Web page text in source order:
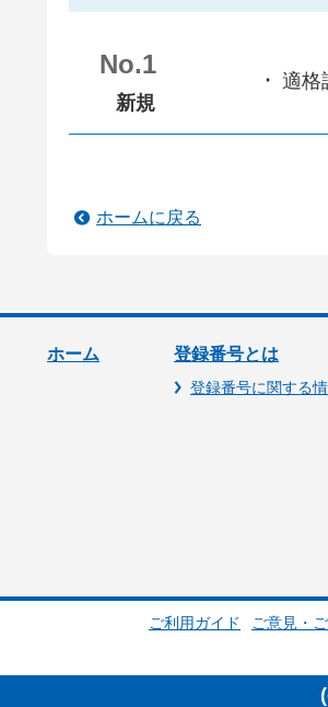
No.1
新規
適格
ホームに戻る
ホーム 登録番号とは
登録番号に関する
ご利用ガイド ご意見・